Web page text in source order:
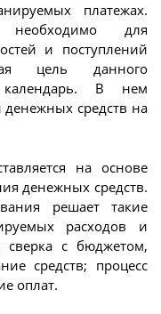
платежах.
необходимо для
и поступлений
цель данного
В нем
денежных средств на
на основе
денежных средств.
решает такие
расходов и
сверка с бюджетом,
средств; процесс
оплат.